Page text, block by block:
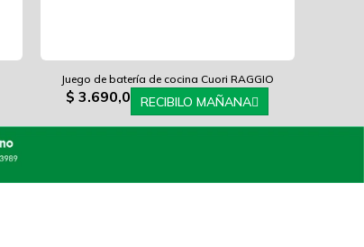
Juego de batería de cocina Cuori RAGGIO
$ 3.690,0 RECIBILO MAÑANA